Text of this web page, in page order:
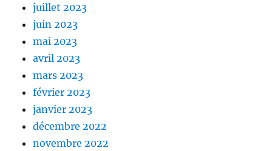
juillet 2023
juin 2023
mai 2023
avril 2023
mars 2023
février 2023
janvier 2023
décembre 2022
novembre 2022